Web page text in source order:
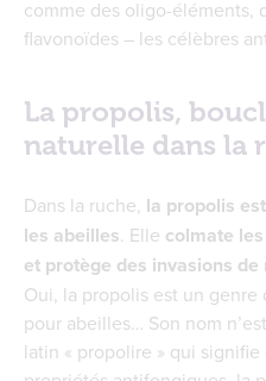
comme des oligo-éléments,
flavonoïdes – les célèbres
La propolis,
naturelle dans la
Dans la ruche, la propolis
les abeilles. Elle colmate
et protège des invasions de
Oui, la propolis est un
pour abeilles… Son nom
latin « propolire » qui signifie